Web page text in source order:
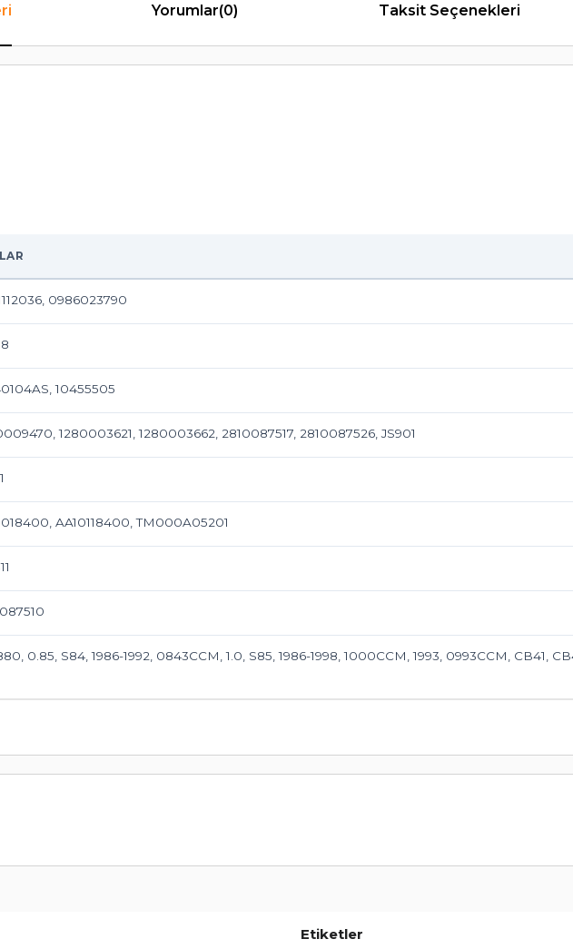
Yorumlar(0) Taksit Seçenekleri
0986023790
10455505
1280003621, 1280003662, 2810087517, 2810087526, JS901
AA10118400, TM000A05201
0.85, S84, 1986-1992, 0843CCM, 1.0, S85, 1986-1998, 1000CCM, 1993, 0993CCM, CB41,
Etiketler